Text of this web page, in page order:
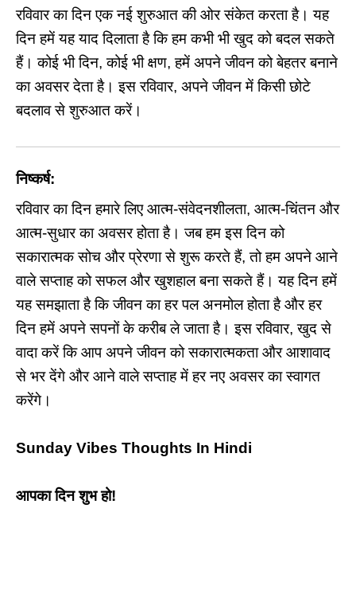
रविवार का दिन एक नई शुरुआत की ओर संकेत करता है। यह
दिन हमें यह याद दिलाता है कि हम कभी भी खुद को बदल सकते
हैं। कोई भी दिन, कोई भी क्षण, हमें अपने जीवन को बेहतर बनाने
का अवसर देता है। इस रविवार, अपने जीवन में किसी छोटे
बदलाव से शुरुआत करें।
निष्कर्ष:
रविवार का दिन हमारे लिए आत्म-संवेदनशीलता, आत्म-चिंतन और
आत्म-सुधार का अवसर होता है। जब हम इस दिन को
सकारात्मक सोच और प्रेरणा से शुरू करते हैं, तो हम अपने आने
वाले सप्ताह को सफल और खुशहाल बना सकते हैं। यह दिन हमें
यह समझाता है कि जीवन का हर पल अनमोल होता है और हर
दिन हमें अपने सपनों के करीब ले जाता है। इस रविवार, खुद से
वादा करें कि आप अपने जीवन को सकारात्मकता और आशावाद
से भर देंगे और आने वाले सप्ताह में हर नए अवसर का स्वागत
करेंगे।
Sunday Vibes Thoughts In Hindi
आपका दिन शुभ हो!